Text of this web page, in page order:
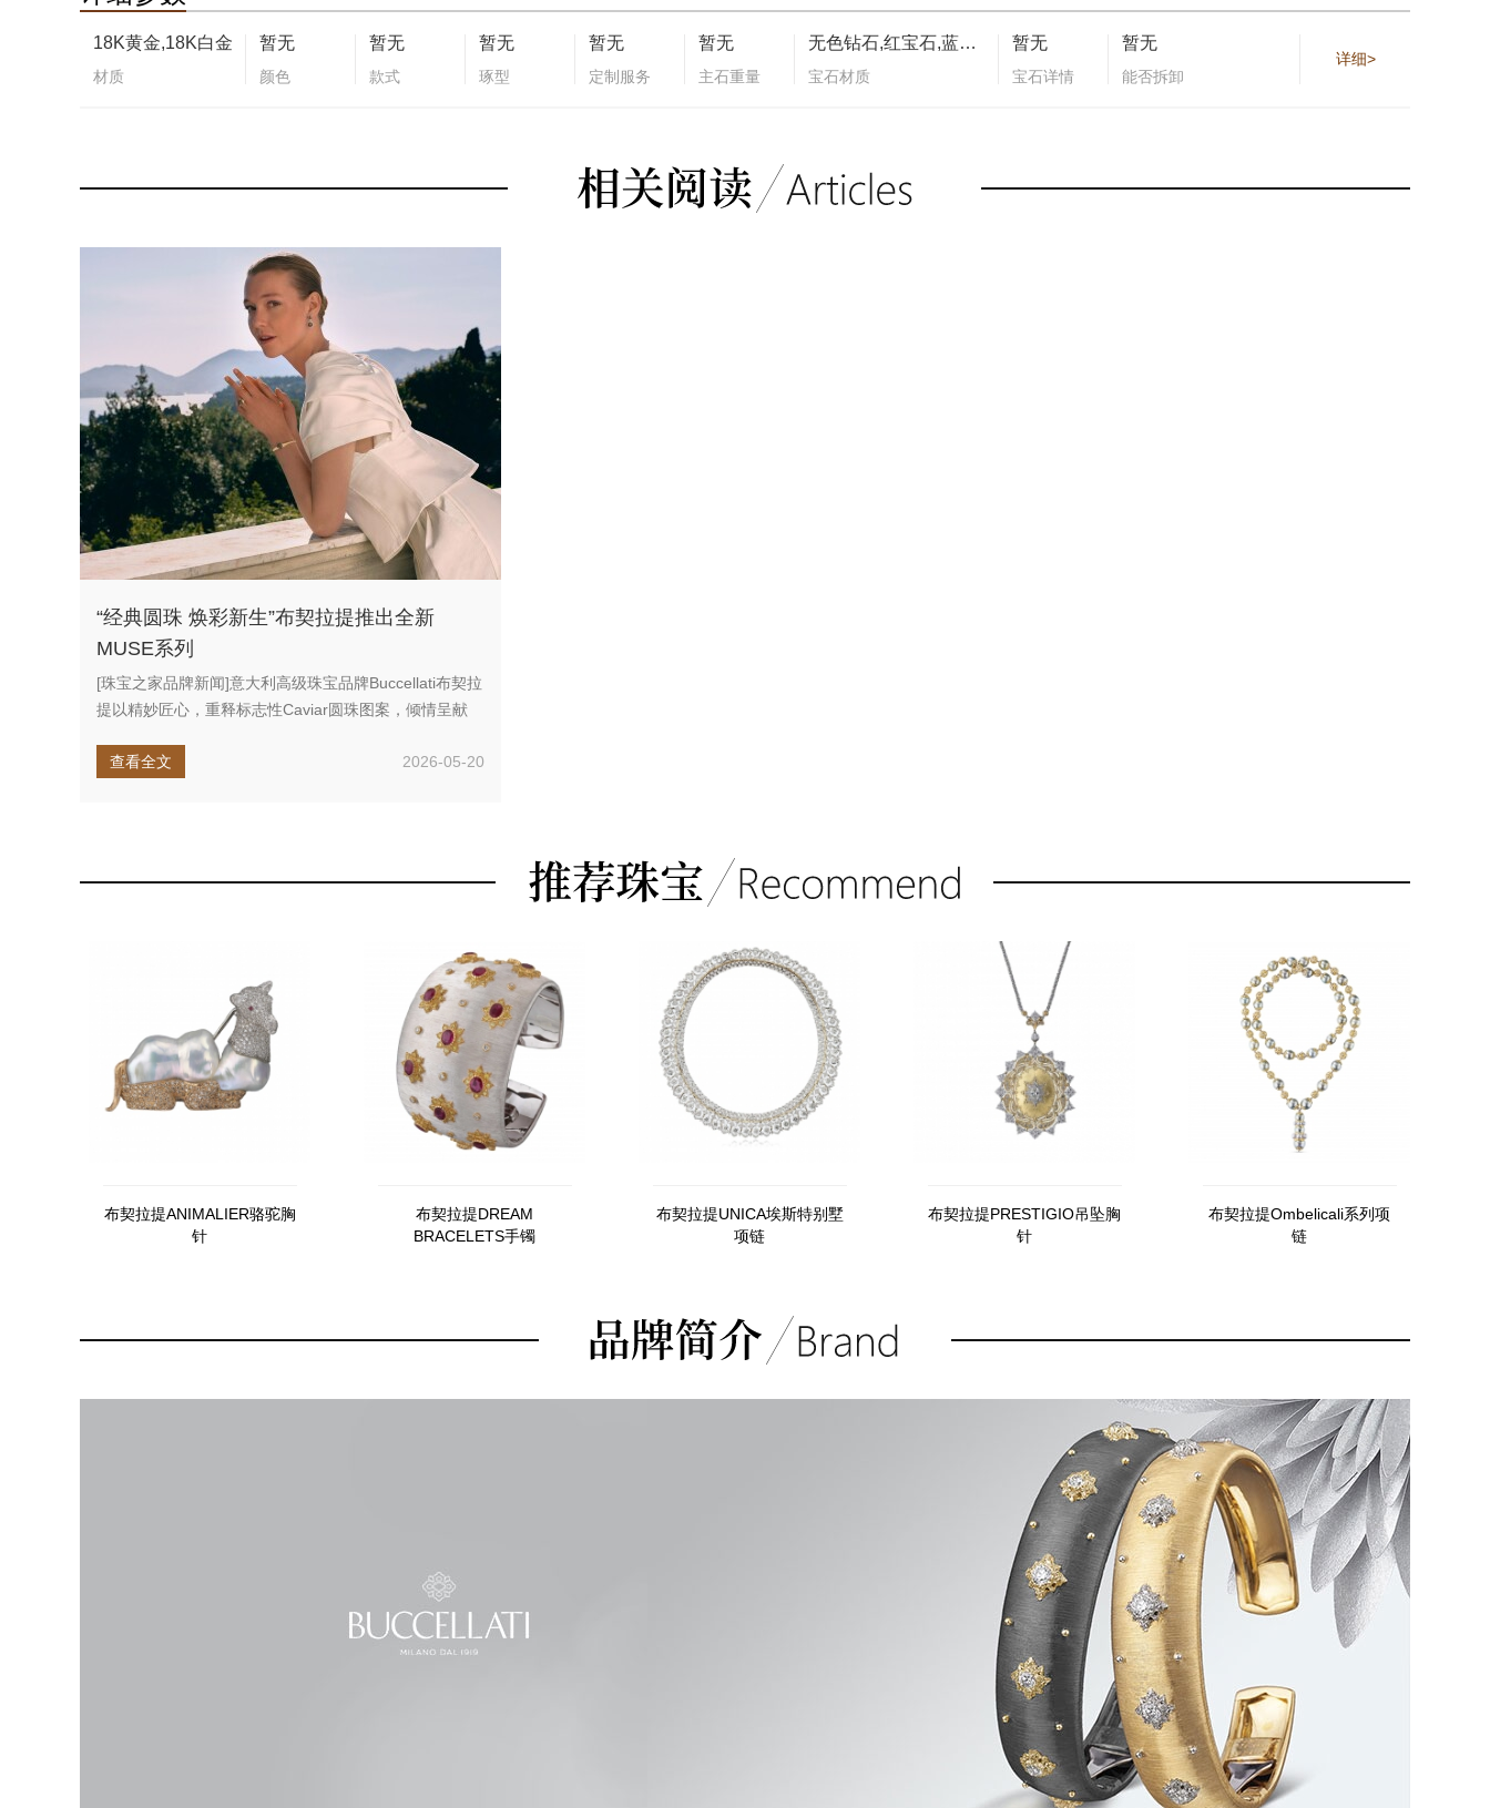
18K黄金,18K白金
材质
暂无
颜色
暂无
款式
暂无
琢型
暂无
定制服务
暂无
主石重量
无色钻石,红宝石,蓝宝石,沙弗莱石
宝石材质
暂无
宝石详情
暂无
能否拆卸
详细>
“经典圆珠 焕彩新生”布契拉提推出全新
MUSE系列
[珠宝之家品牌新闻]意大利高级珠宝品牌Buccellati布契拉
提以精妙匠心，重释标志性Caviar圆珠图案，倾情呈献
查看全文
2026-05-20
布契拉提ANIMALIER骆驼胸
针
布契拉提DREAM
BRACELETS手镯
布契拉提UNICA埃斯特别墅
项链
布契拉提PRESTIGIO吊坠胸
针
布契拉提Ombelicali系列项
链